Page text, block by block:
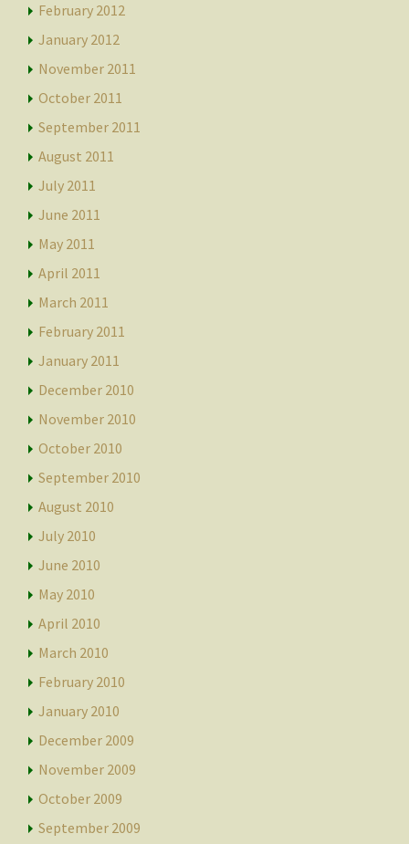
February 2012
January 2012
November 2011
October 2011
September 2011
August 2011
July 2011
June 2011
May 2011
April 2011
March 2011
February 2011
January 2011
December 2010
November 2010
October 2010
September 2010
August 2010
July 2010
June 2010
May 2010
April 2010
March 2010
February 2010
January 2010
December 2009
November 2009
October 2009
September 2009